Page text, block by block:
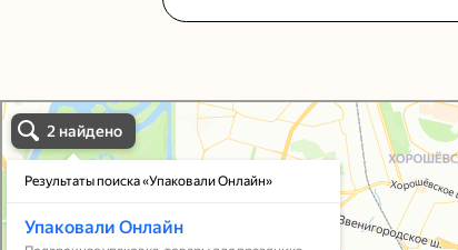
Упаковали Онлайн в Москве
Москва